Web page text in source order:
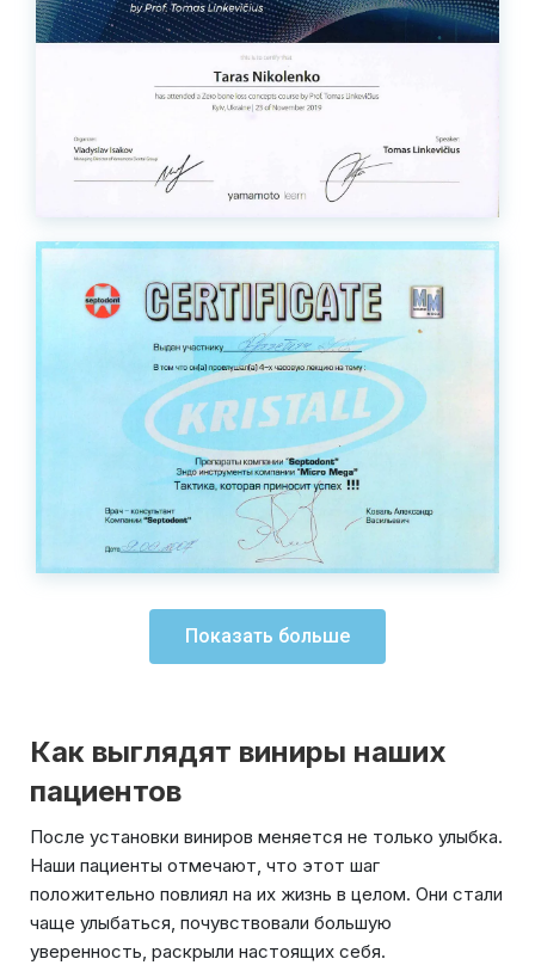
Показать больше
Как выглядят виниры наших
пациентов
После установки виниров меняется не только улыбка.
Наши пациенты отмечают, что этот шаг
положительно повлиял на их жизнь в целом. Они стали
чаще улыбаться, почувствовали большую
уверенность, раскрыли настоящих себя.